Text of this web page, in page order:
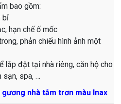
bao gồm:
bỉ
hạn chế ố mốc
phản chiếu hình ảnh một
lắp đặt tại nhà riêng, căn hộ cho
sạn, spa, …
gương nhà tắm trơn màu Inax